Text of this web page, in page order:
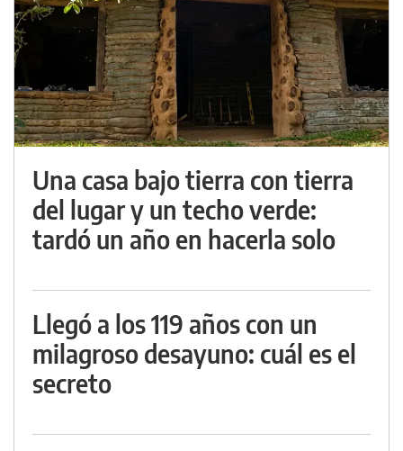
Una casa bajo tierra con tierra
del lugar y un techo verde:
tardó un año en hacerla solo
Llegó a los 119 años con un
milagroso desayuno: cuál es el
secreto